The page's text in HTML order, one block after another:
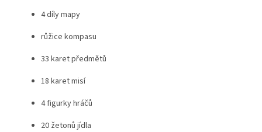
4 díly mapy
růžice kompasu
33 karet předmětů
18 karet misí
4 figurky hráčů
20 žetonů jídla